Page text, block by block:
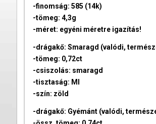
-finomság: 585 (14k)
-tömeg: 4,3g
-méret: egyéni méretre igazítás!
-drágakő: Smaragd (valódi,
-tömeg: 0,72ct
-csiszolás: smaragd
-tisztaság: MI
-szín: zöld
-drágakő: Gyémánt (valódi,